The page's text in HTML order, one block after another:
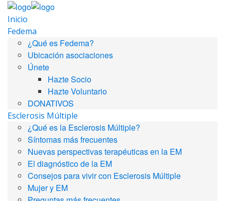
Inicio
Fedema
¿Qué es Fedema?
Ubicación asociaciones
Únete
Hazte Socio
Hazte Voluntario
DONATIVOS
Esclerosis Múltiple
¿Qué es la Esclerosis Múltiple?
Síntomas más frecuentes
Nuevas perspectivas terapéuticas en la EM
El diagnóstico de la EM
Consejos para vivir con Esclerosis Múltiple
Mujer y EM